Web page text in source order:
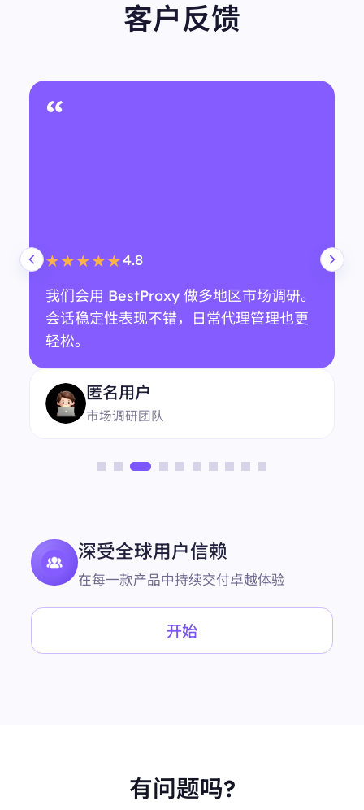
客户反馈
“
★★★★★4.8
我们会用 BestProxy 做多地区市场调研。
会话稳定性表现不错，日常代理管理也更
轻松。
匿名用户
市场调研团队
深受全球用户信赖
在每一款产品中持续交付卓越体验
开始
有问题吗?